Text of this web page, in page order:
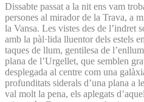
Dissabte passat a la nit ens vam
persones al mirador de la Trava, a
la Vansa. Les vistes des de l’indret
amb la pàl·lida lluentor dels estels
taques de llum, gentilesa de
plana de l’Urgellet, que semblen
desplegada al centre com una
profunditats siderals d’una plana a
val molt la pena, els aplegats